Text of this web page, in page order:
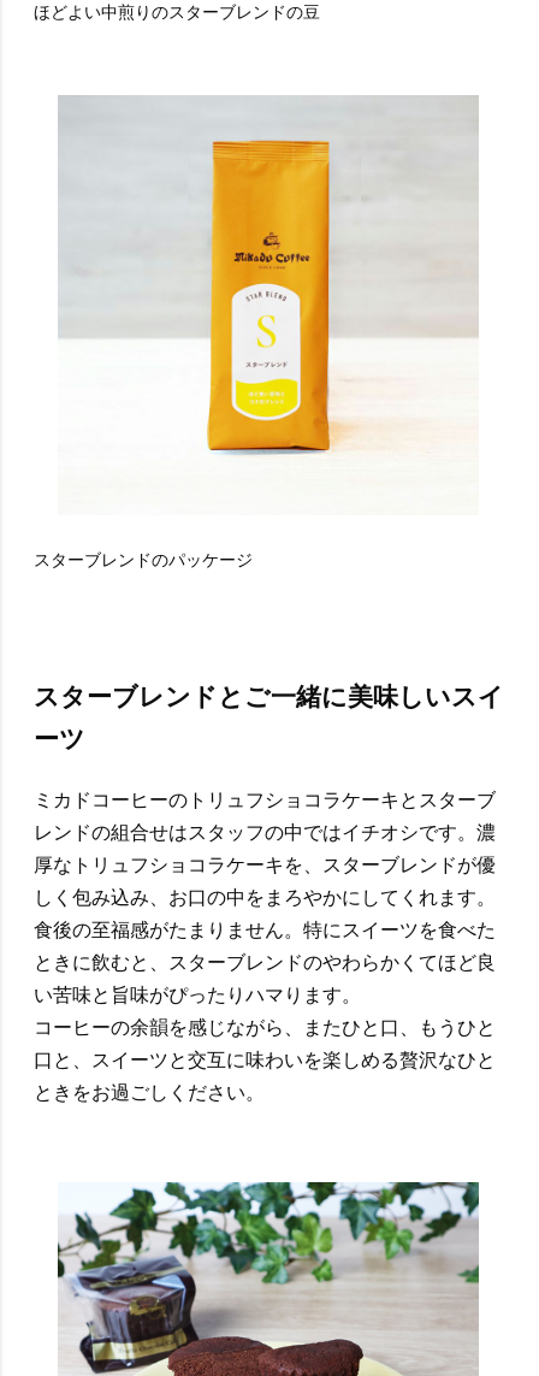
ほどよい中煎りのスターブレンドの豆
スターブレンドのパッケージ
スターブレンドとご一緒に美味しいスイ
ーツ
ミカドコーヒーのトリュフショコラケーキとスターブ
レンドの組合せはスタッフの中ではイチオシです。濃
厚なトリュフショコラケーキを、スターブレンドが優
しく包み込み、お口の中をまろやかにしてくれます。
食後の至福感がたまりません。特にスイーツを食べた
ときに飲むと、スターブレンドのやわらかくてほど良
い苦味と旨味がぴったりハマります。
コーヒーの余韻を感じながら、またひと口、もうひと
口と、スイーツと交互に味わいを楽しめる贅沢なひと
ときをお過ごしください。